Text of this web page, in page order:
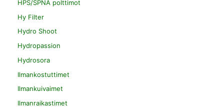
HPS/SPNA polttimot
Hy Filter
Hydro Shoot
Hydropassion
Hydrosora
Ilmankostuttimet
Ilmankuivaimet
Ilmanraikastimet